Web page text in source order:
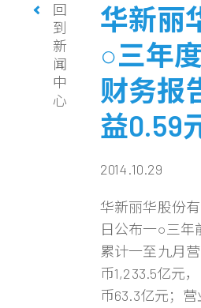
回
到
新
闻
中
心
华新丽
○三年
财务报
益0.59
2014.10.29
华新丽华股份有
日公布一○三年
累计一至九月
币1,233.5亿元
币63.3亿元；